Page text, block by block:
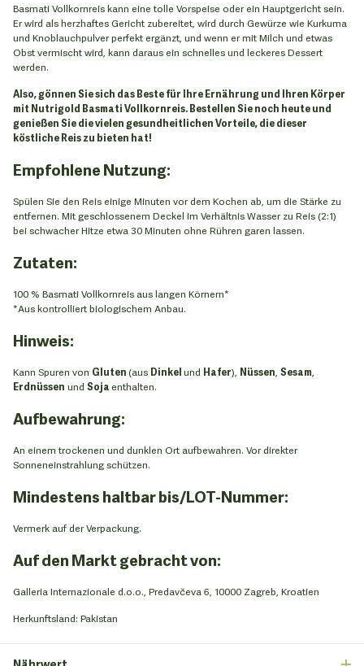
Basmati Vollkornreis kann eine tolle Vorspeise oder ein Hauptgericht sein.
Er wird als herzhaftes Gericht zubereitet, wird durch Gewürze wie Kurkuma
und Knoblauchpulver perfekt ergänzt, und wenn er mit Milch und etwas
Obst vermischt wird, kann daraus ein schnelles und leckeres Dessert
werden.
Also, gönnen Sie sich das Beste für Ihre Ernährung und Ihren Körper
mit Nutrigold Basmati Vollkornreis. Bestellen Sie noch heute und
genießen Sie die vielen gesundheitlichen Vorteile, die dieser
köstliche Reis zu bieten hat!
Empfohlene Nutzung:
Spülen Sie den Reis einige Minuten vor dem Kochen ab, um die Stärke zu
entfernen. Mit geschlossenem Deckel im Verhältnis Wasser zu Reis (2:1)
bei schwacher Hitze etwa 30 Minuten ohne Rühren garen lassen.
Zutaten:
100 % Basmati Vollkornreis aus langen Körnern*
*Aus kontrolliert biologischem Anbau.
Hinweis:
Kann Spuren von Gluten(aus Dinkelund Hafer), Nüssen Sesam
Erdnüssen und Sojaenthalten.
Aufbewahrung:
An einem trockenen und dunklen Ort aufbewahren. Vor direkter
Sonneneinstrahlung schützen.
Mindestens haltbar bis/LOT-Nummer:
Vermerk auf der Verpackung.
Auf den Markt gebracht von:
Galleria Internazionale d.o.o., Predavčeva 6, 10000 Zagreb, Kroatien
Herkunftsland: Pakistan